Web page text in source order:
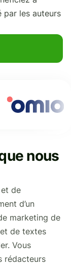
par les auteurs
nous
de
d’un
marketing de
de textes
Vous
rédacteurs